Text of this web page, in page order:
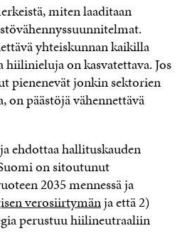
miten laaditaan
yhteiskunnan kaikilla
hiilinieluja on kasvatettava. Jos
pienenevät jonkin sektorien
on päästöjä vähennettävä
ehdottaa hallituskauden
on sitoutunut
2035 mennessä ja
verosiirtymänja että 2)
perustuu hiilineutraaliin